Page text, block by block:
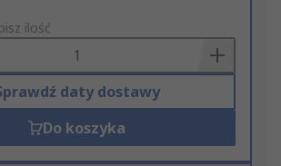
ilość
daty dostawy
Do koszyka